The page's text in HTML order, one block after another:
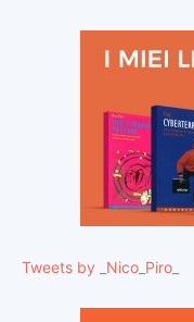
Tweets by _Nico_Piro_